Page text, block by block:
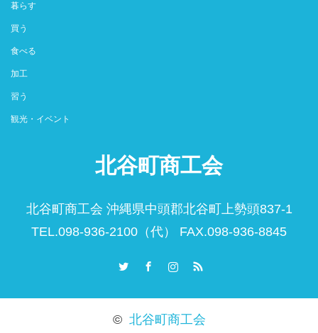
暮らす
買う
食べる
加工
習う
観光・イベント
北谷町商工会
北谷町商工会 沖縄県中頭郡北谷町上勢頭837-1
TEL.098-936-2100（代） FAX.098-936-8845
Instagram
RSS
© 北谷町商工会